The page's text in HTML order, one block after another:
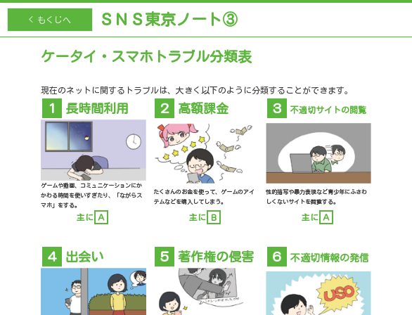
< もくじへ ＳＮＳ東京ノート③
ケータイ・スマホトラブル分類表
現在のネットに関するトラブルは、大きく以下のように分類することができます。
１ 長時間利用
ゲームや動画、コミュニケーションにか
かわる時間を使いすぎたり、「ながらス
マホ」をする。
主に Ａ
２ 高額課金
たくさんのお金を使って、ゲームのアイ
テムなどを購入してしまう。
主に Ｂ
３ 不適切サイトの閲覧
性的描写や暴力表現など青少年にふさわ
しくないサイトを閲覧する。
主に Ａ
４ 出会い ５ 著作権の侵害 ６ 不適切情報の発信